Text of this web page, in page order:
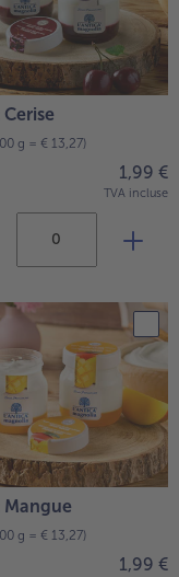
g = € 13,27)
1,99 €
TVA incluse
Mangue
g = € 13,27)
1,99 €